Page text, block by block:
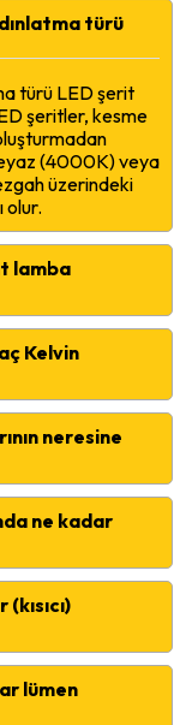
türü
türü LED şerit
şeritler, kesme
(4000K) veya
üzerindeki
olur.
lamba
Kelvin
neresine
ne kadar
lümen